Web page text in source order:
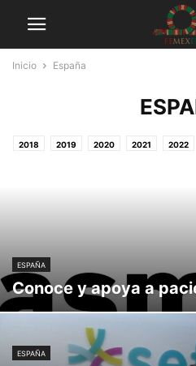
Inicio España
2018 2019 2020 2021 2022
TUITS
ESPAÑA
Conoce y apoya a
ESPAÑA